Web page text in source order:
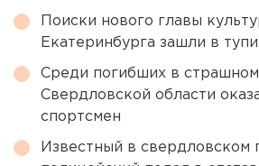
Поиски нового главы
Екатеринбурга зашли в
Среди погибших в
Свердловской области
спортсмен
Известный в свердловском